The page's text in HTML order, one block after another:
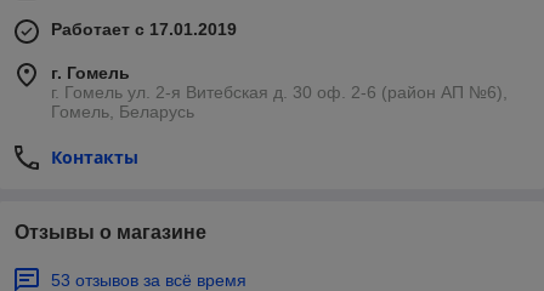
Работает с 17.01.2019
г. Гомель
г. Гомель ул. 2-я Витебская д. 30 оф. 2-6 (район АП №6),
Гомель, Беларусь
Контакты
Отзывы о магазине
53 отзывов за всё время